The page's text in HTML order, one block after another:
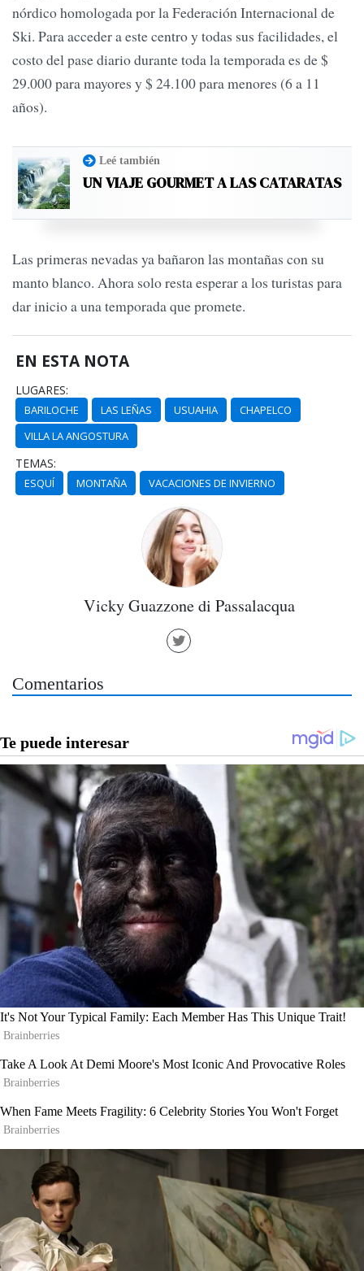
nórdico homologada por la Federación Internacional de
Ski. Para acceder a este centro y todas sus facilidades, el
costo del pase diario durante toda la temporada es de $
29.000 para mayores y $ 24.100 para menores (6 a 11
años).
Leé también
UN VIAJE GOURMET A LAS CATARATAS
Las primeras nevadas ya bañaron las montañas con su
manto blanco. Ahora solo resta esperar a los turistas para
dar inicio a una temporada que promete.
EN ESTA NOTA
LUGARES:
BARILOCHE LAS LEÑAS USUAHIA
CHAPELCO
VILLA LA ANGOSTURA
TEMAS:
ESQUÍ MONTAÑA VACACIONES DE INVIERNO
Vicky Guazzone di Passalacqua
Comentarios